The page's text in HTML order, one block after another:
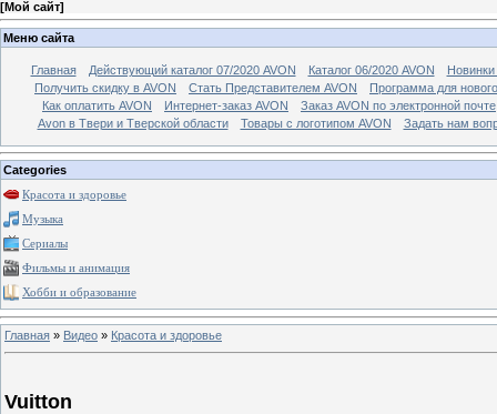
[Мой сайт]
Меню сайта
Главная Действующий каталог 07/2020 AVON Каталог 06/2020 AVON
Новинки
Получить скидку в AVON
Стать Представителем AVON
Программа для
Как оплатить AVON
Интернет-заказ AVON
Заказ AVON по электронной почте
Avon в Твери и Тверской области
Товары с логотипом AVON Задать нам
Categories
Красота и здоровье
Музыка
Сериалы
Фильмы и анимация
Хобби и образование
Главная » Видео » Красота и здоровье
Vuitton